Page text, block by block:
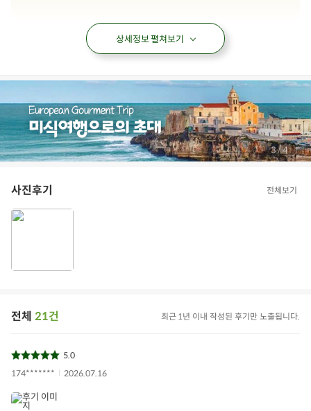
상세정보 펼쳐보기
3/4
사진후기 전체보기
전체 21건 최근 1년 이내 작성된 후기만 노출됩니다.
5.0
174*******
2026.07.16